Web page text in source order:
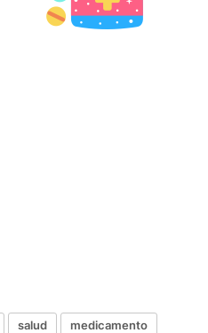
salud
medicamento